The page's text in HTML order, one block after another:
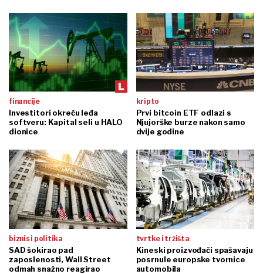
financije
Investitori okreću leđa
softveru: Kapital seli u HALO
dionice
kripto
Prvi bitcoin ETF odlazi s
Njujorške burze nakon samo
dvije godine
biznis i politika
SAD šokirao pad
zaposlenosti, Wall Street
odmah snažno reagirao
tvrtke i tržišta
Kineski proizvođači spašavaju
posrnule europske tvornice
automobila